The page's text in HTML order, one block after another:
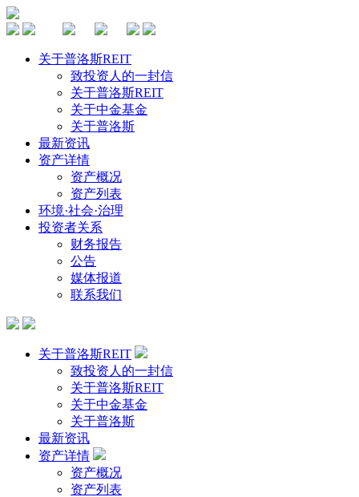
关于普洛斯REIT
致投资人的一封信
关于普洛斯REIT
关于中金基金
关于普洛斯
最新资讯
资产详情
资产概况
资产列表
环境·社会·治理
投资者关系
财务报告
公告
媒体报道
联系我们
关于普洛斯REIT
致投资人的一封信
关于普洛斯REIT
关于中金基金
关于普洛斯
最新资讯
资产详情
资产概况
资产列表